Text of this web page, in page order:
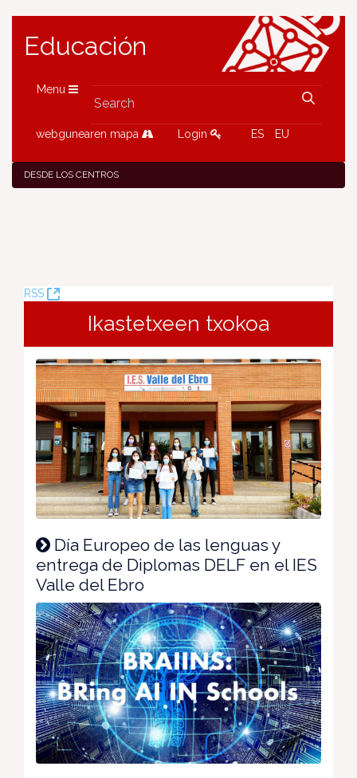
Educación
Menu
webgunearen mapa Login ES EU
DESDE LOS CENTROS
RSS
(Opens
Window)Ikastetxeen txokoa
Día Europeo de las lenguas y
entrega de Diplomas DELF en el IES
Valle del Ebro